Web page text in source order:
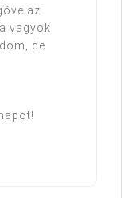
az
vagyok
de